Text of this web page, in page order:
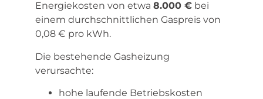
Energiekosten von etwa 8.000 € bei
einem durchschnittlichen Gaspreis von
0,08 € pro kWh.
Die bestehende Gasheizung
verursachte:
hohe laufende Betriebskosten